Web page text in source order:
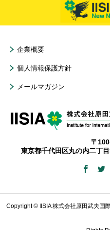
企業概要
個人情報保護方針
メールマガジン
〒
東京都千代田区丸の内二丁
Copyright © IISIA 株式会社原田武夫国